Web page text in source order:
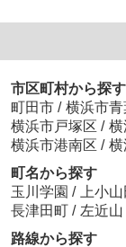
市区町村から探す
町田市 / 横浜市青
横浜市戸塚区 / 横
横浜市港南区 / 横
町名から探す
玉川学園 / 上小
長津田町 / 左近山
路線から探す